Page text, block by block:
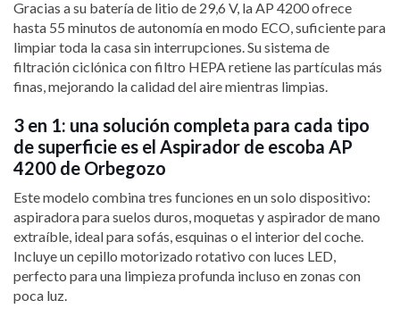
Gracias a su batería de litio de 29,6 V, la AP 4200 ofrece
hasta 55 minutos de autonomía en modo ECO, suficiente para
limpiar toda la casa sin interrupciones. Su sistema de
filtración ciclónica con filtro HEPA retiene las partículas más
finas, mejorando la calidad del aire mientras limpias.
3 en 1: una solución completa para cada tipo
de superficie es el Aspirador de escoba AP
4200 de Orbegozo
Este modelo combina tres funciones en un solo dispositivo:
aspiradora para suelos duros, moquetas y aspirador de mano
extraíble, ideal para sofás, esquinas o el interior del coche.
Incluye un cepillo motorizado rotativo con luces LED,
perfecto para una limpieza profunda incluso en zonas con
poca luz.